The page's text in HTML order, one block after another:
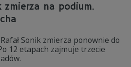
zmierza na podium.
Sonik zmierza ponownie do
12 etapach zajmuje trzecie